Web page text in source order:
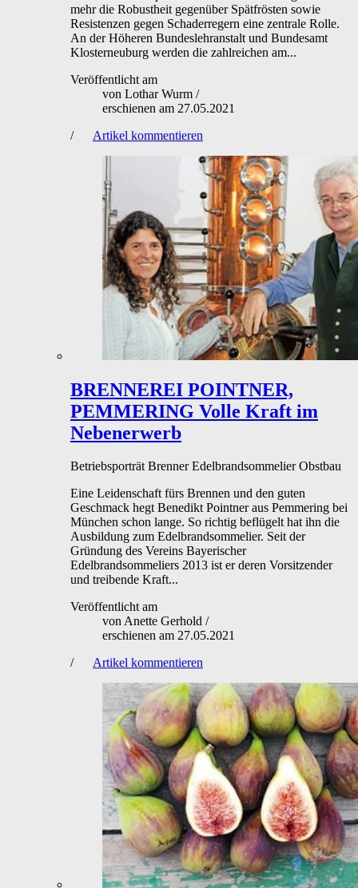
mehr die Robustheit gegenüber Spätfrösten sowie
Resistenzen gegen Schaderregern eine zentrale Rolle.
An der Höheren Bundeslehranstalt und Bundesamt
Klosterneuburg werden die zahlreichen am...
Veröffentlicht am
von Lothar Wurm /
erschienen am 27.05.2021
/
Artikel kommentieren
BRENNEREI POINTNER,
PEMMERING Volle Kraft im
Nebenerwerb
Betriebsporträt Brenner Edelbrandsommelier Obstbau
Eine Leidenschaft fürs Brennen und den guten
Geschmack hegt Benedikt Pointner aus Pemmering bei
München schon lange. So richtig beflügelt hat ihn die
Ausbildung zum Edelbrandsommelier. Seit der
Gründung des Vereins Bayerischer
Edelbrandsommeliers 2013 ist er deren Vorsitzender
und treibende Kraft...
Veröffentlicht am
vonAnette Gerhold /
erschienen am 27.05.2021
/
Artikel kommentieren